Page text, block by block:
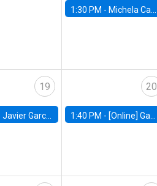
1:30 PM - Michela Carlana, Harvard Kennedy School
19
Javier Garcia Cicco, Universidad de San Andres
20
1:40 PM - [Online] Gabriel Englander, World Bank